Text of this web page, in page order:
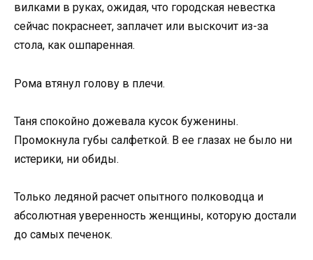
вилками в руках, ожидая, что городская невестка
сейчас покраснеет, заплачет или выскочит из-за
стола, как ошпаренная.
Рома втянул голову в плечи.
Таня спокойно дожевала кусок буженины.
Промокнула губы салфеткой. В ее глазах не было ни
истерики, ни обиды.
Только ледяной расчет опытного полководца и
абсолютная уверенность женщины, которую достали
до самых печенок.